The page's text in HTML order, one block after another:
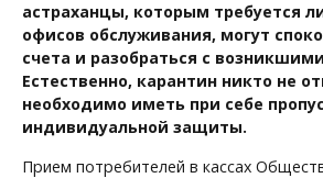
астраханцы, которым требуется
офисов обслуживания, могут
счета и разобраться с
Естественно, карантин никто не
необходимо иметь при себе
индивидуальной защиты.
Прием потребителей в кассах